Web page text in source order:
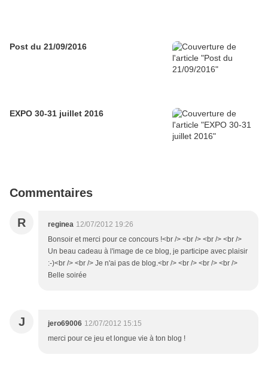
Post du 21/09/2016
EXPO 30-31 juillet 2016
Commentaires
R reginea 12/07/2012 19:26
Bonsoir et merci pour ce concours !<br /> <br /> <br /> <br />
Un beau cadeau à l'image de ce blog, je participe avec plaisir
:-)<br /> <br /> Je n'ai pas de blog.<br /> <br /> <br /> <br />
Belle soirée
J jero69006 12/07/2012 15:15
merci pour ce jeu et longue vie à ton blog !